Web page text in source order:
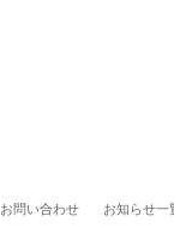
お問い合わせ お知らせ一